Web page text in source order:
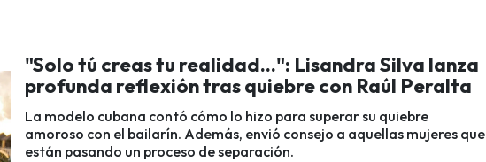
"Solo tú creas tu realidad...": Lisandra Silva lanza
profunda reflexión tras quiebre con Raúl Peralta
La modelo cubana contó cómo lo hizo para superar su quiebre
amoroso con el bailarín. Además, envió consejo a aquellas mujeres que
están pasando un proceso de separación.